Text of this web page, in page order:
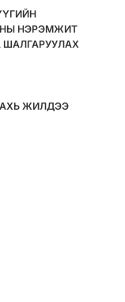
НЭРЭМЖИТ
ШАЛГАРУУЛАХ
ЖИЛДЭЭ